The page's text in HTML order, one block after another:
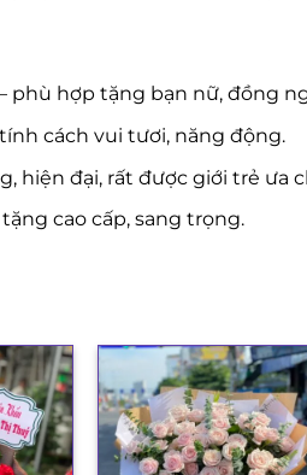
phù hợp tặng bạn nữ, đồng
cách vui tươi, năng động.
hiện đại, rất được giới trẻ ưa
cao cấp, sang trọng.